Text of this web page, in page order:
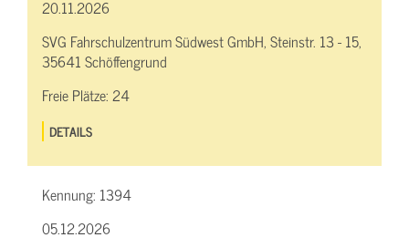
20.11.2026
SVG Fahrschulzentrum Südwest GmbH, Steinstr. 13 - 15,
35641 Schöffengrund
Freie Plätze:24
DETAILS
Kennung: 1394
05.12.2026